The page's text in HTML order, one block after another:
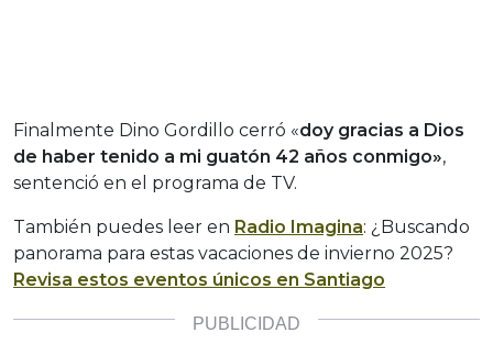
Finalmente Dino Gordillo cerró «doy gracias a Dios
de haber tenido a mi guatón 42 años conmigo»,
sentenció en el programa de TV.
También puedes leer en Radio Imagina: ¿Buscando
panorama para estas vacaciones de invierno 2025?
Revisa estos eventos únicos en Santiago